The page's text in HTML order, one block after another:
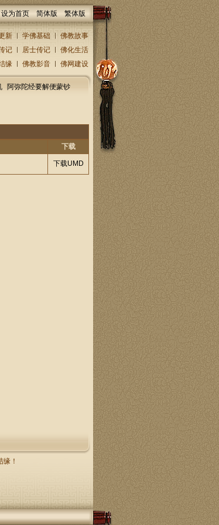
设为首页 简体版 繁体版
新 学佛基础
佛教故事
记 居士传记
佛化生活
缘 佛教影音 佛网建设
阿弥陀经要解便蒙钞
下载
下载UMD
！